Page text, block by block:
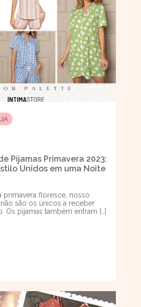
Pijamas Primavera 2023:
Unidos em uma Noite
primavera floresce, nosso
são os únicos a receber
Os pijamas também entram […]